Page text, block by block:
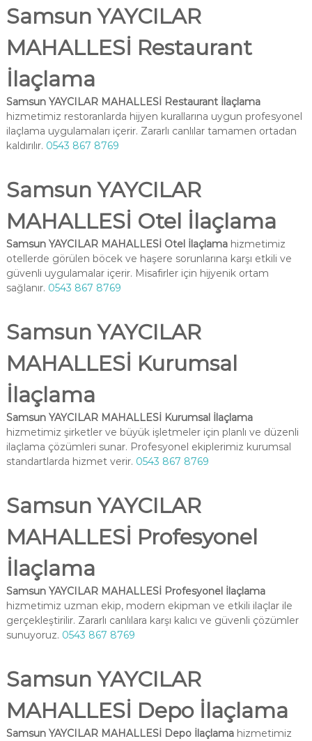
Samsun YAYCILAR
MAHALLESİ Restaurant
İlaçlama
Samsun YAYCILAR MAHALLESİ Restaurant İlaçlama
hizmetimiz restoranlarda hijyen kurallarına uygun profesyonel
ilaçlama uygulamaları içerir. Zararlı canlılar tamamen ortadan
kaldırılır. 0543 867 8769
Samsun YAYCILAR
MAHALLESİ Otel İlaçlama
Samsun YAYCILAR MAHALLESİ Otel İlaçlamahizmetimiz
otellerde görülen böcek ve haşere sorunlarına karşı etkili ve
güvenli uygulamalar içerir. Misafirler için hijyenik ortam
sağlanır. 0543 867 8769
Samsun YAYCILAR
MAHALLESİ Kurumsal
İlaçlama
Samsun YAYCILAR MAHALLESİ Kurumsal İlaçlama
hizmetimiz şirketler ve büyük işletmeler için planlı ve düzenli
ilaçlama çözümleri sunar. Profesyonel ekiplerimiz kurumsal
standartlarda hizmet verir. 0543 867 8769
Samsun YAYCILAR
MAHALLESİ Profesyonel
İlaçlama
Samsun YAYCILAR MAHALLESİ Profesyonel İlaçlama
hizmetimiz uzman ekip, modern ekipman ve etkili ilaçlar ile
gerçekleştirilir. Zararlı canlılara karşı kalıcı ve güvenli çözümler
sunuyoruz. 0543 867 8769
Samsun YAYCILAR
MAHALLESİ Depo İlaçlama
Samsun YAYCILAR MAHALLESİ Depo İlaçlamahizmetimiz